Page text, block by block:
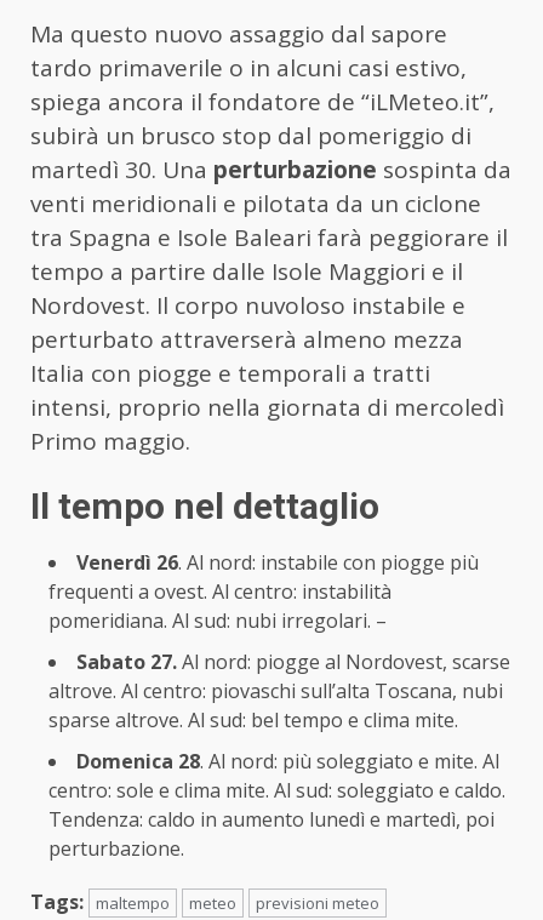
Ma questo nuovo assaggio dal sapore
tardo primaverile o in alcuni casi estivo,
spiega ancora il fondatore de “iLMeteo.it”,
subirà un brusco stop dal pomeriggio di
martedì 30. Una perturbazione sospinta da
venti meridionali e pilotata da un ciclone
tra Spagna e Isole Baleari farà peggiorare il
tempo a partire dalle Isole Maggiori e il
Nordovest. Il corpo nuvoloso instabile e
perturbato attraverserà almeno mezza
Italia con piogge e temporali a tratti
intensi, proprio nella giornata di mercoledì
Primo maggio.
Il tempo nel dettaglio
Venerdì 26. Al nord: instabile con piogge più
frequenti a ovest. Al centro: instabilità
pomeridiana. Al sud: nubi irregolari. –
Sabato 27.Al nord: piogge al Nordovest, scarse
altrove. Al centro: piovaschi sull’alta Toscana, nubi
sparse altrove. Al sud: bel tempo e clima mite.
Domenica 28. Al nord: più soleggiato e mite. Al
centro: sole e clima mite. Al sud: soleggiato e caldo.
Tendenza: caldo in aumento lunedì e martedì, poi
perturbazione.
Tags:
maltempo meteo previsioni meteo